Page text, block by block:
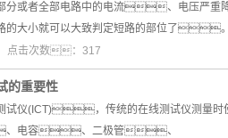
或者全部电路中的电流、电压严
大小就可以大致判定短路的部位了
击次数：317
的重要性
试仪(ICT)，传统的在线测试仪测量
、电容、二极管、